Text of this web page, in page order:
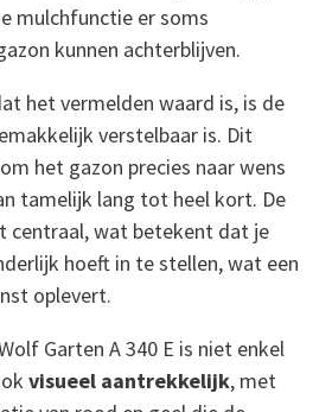
mulchfunctie er soms
kunnen achterblijven.
het vermelden waard is, is de
verstelbaar is. Dit
het gazon precies naar wens
tamelijk lang tot heel kort. De
centraal, wat betekent dat je
hoeft in te stellen, wat een
oplevert.
Garten A 340 E is niet enkel
visueel aantrekkelijk, met